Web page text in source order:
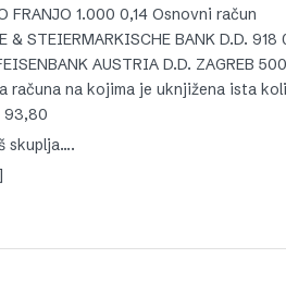
FRANJO 1.000 0,14 Osnovni račun
& STEIERMARKISCHE BANK D.D.
AUSTRIA D.D. ZAGREB
računa na kojima je uknjižena ista
93,80
skuplja….